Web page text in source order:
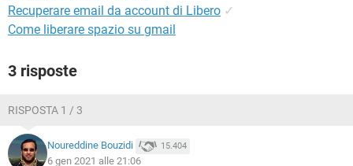
Recuperare email da account di Libero ✓
Come liberare spazio su gmail
3 risposte
RISPOSTA 1 / 3
Noureddine Bouzidi 15.404
6 gen 2021 alle 21:06